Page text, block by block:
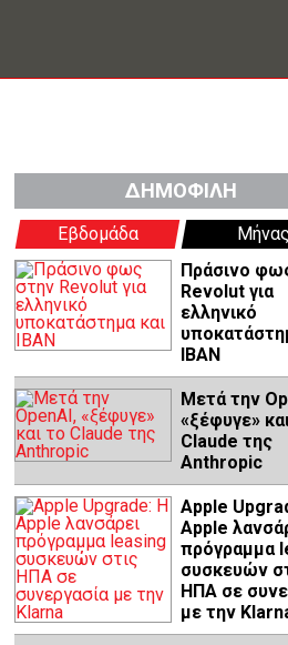
ΔΗΜΟΦΙΛΗ
Εβδομάδα
Μήνας
Πράσινο
Revolut για
ελληνικό
IBAN
Μετά την
«ξέφυγε»
Claude της
Anthropic
Apple
Apple
πρόγραμμα
συσκευών
ΗΠΑ σε
με την